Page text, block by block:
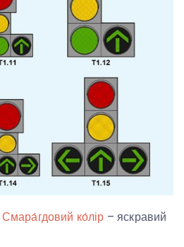
Смара́гдовий ко́лір – яскравий